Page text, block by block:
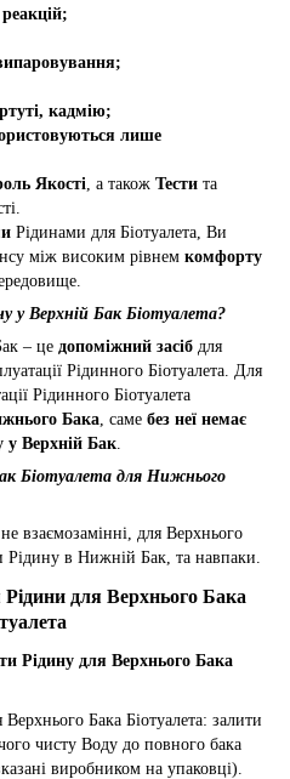
кадмію;
лише
Якості , а також Тести та
Рідинами для Біотуалета, Ви
між високим рівнем комфорту
у Верхній Бак Біотуалета?
– це допоміжний засіб для
Рідинного Біотуалета. Для
Рідинного Біотуалета
Бака , саме без неї немає
у Верхній Бак
Біотуалета для Нижнього
взаємозамінні, для Верхнього
в Нижній Бак, та навпаки.
для Верхнього Бака
Рідину для Верхнього Бака
Бака Біотуалета: залити
чисту Воду до повного бака
виробником на упаковці).